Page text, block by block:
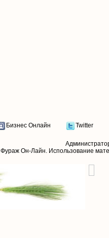
Бизнес Онлайн Twitter
Фураж Он-Лайн. Использование